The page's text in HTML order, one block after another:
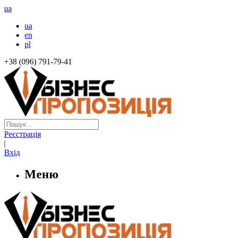
ua
ua
en
pl
+38 (096) 791-79-41
Реєстрація
|
Вхід
Меню